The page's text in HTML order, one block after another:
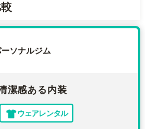
ソナルジム
潔感ある内装
ウェアレンタル